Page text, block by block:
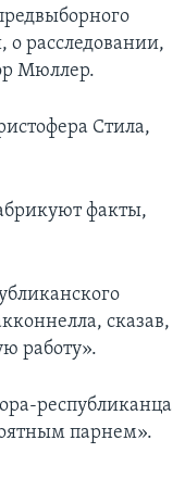
о расследовании,
Мюллер.
Стила,
факты,
сказав,
работу».
республиканца
парнем».